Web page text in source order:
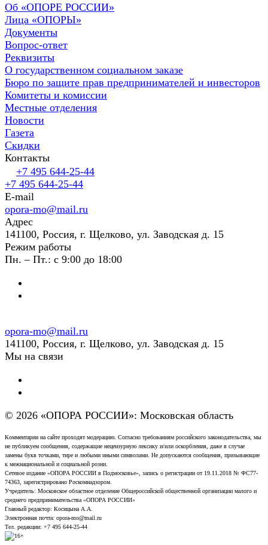
Об «ОПОРЕ РОССИИ»
Лица «ОПОРЫ»
Документы
Вопрос-ответ
Реквизиты
О государственном социальном заказе
Бюро по защите прав предпринимателей и инвесторов
Комитеты и комиссии
Местные отделения
Новости
Газета
Скидки
Контакты
+7 495 644-25-44
+7 495 644-25-44
E-mail
opora-mo@mail.ru
Адрес
141100, Россия, г. Щелково, ул. Заводская д. 15
Режим работы
Пн. – Пт.: с 9:00 до 18:00
opora-mo@mail.ru
141100, Россия, г. Щелково, ул. Заводская д. 15
Мы на связи
© 2026 «ОПОРА РОССИИ»: Московская область
Комментарии на сайте проходят модерацию. Согласно требованиям российского законодательства, мы
не публикуем сообщения, содержащие нецензурную лексику и/или оскорбления, даже в случае
замены букв точками, тире и любыми иными символами. Не допускаются сообщения, призывающие
к межнациональной и социальной розни.
Сетевое издание «ОПОРА РОССИИ в Подмосковье», запись о регистрации от 19.11.2018 № ФС77-
74363, зарегистрировано Роскомнадзором.
Учредитель: Московское областное отделение Общероссийской общественной организации малого и
среднего предпринимательства «ОПОРА РОССИИ»
Главный редактор: Косицына А.А.
Электронная почта: opora-mo@mail.ru
Тел. редакции: +7 495 644-25-44